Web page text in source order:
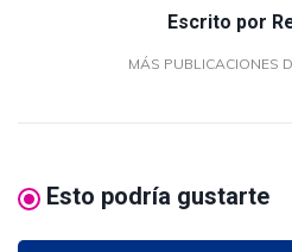
Escrito por
MÁS PUBLICACIONES
Esto podría gustarte